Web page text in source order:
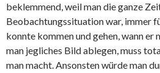
beklemmend, weil man die ganze
Beobachtungssituation war, immer
konnte kommen und gehen, wann er
man jegliches Bild ablegen, muss
man macht. Ansonsten würde man